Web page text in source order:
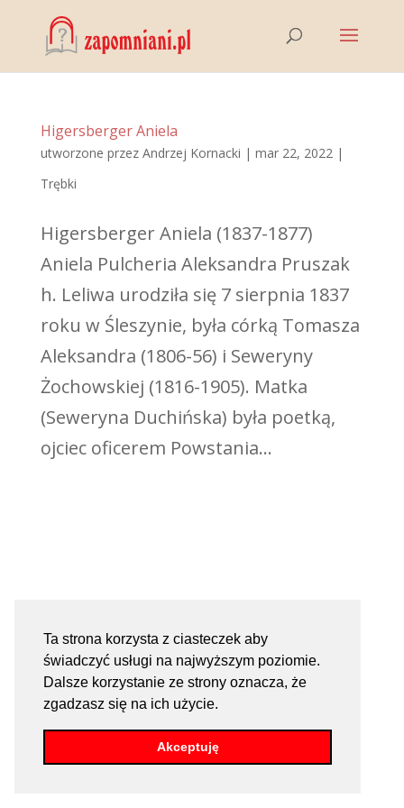
Ta strona korzysta z ciasteczek aby
świadczyć usługi na najwyższym poziomie.
Dalsze korzystanie ze strony oznacza, że
zgadzasz się na ich użycie.
Akceptuję
Higersberger Aniela
utworzone przez Andrzej Kornacki | mar 22, 2022|
Trębki
Higersberger Aniela (1837-1877)
Aniela Pulcheria Aleksandra Pruszak
h. Leliwa urodziła się 7 sierpnia 1837
roku w Śleszynie, była córką Tomasza
Aleksandra (1806-56) i Seweryny
Żochowskiej (1816-1905). Matka
(Seweryna Duchińska) była poetką,
ojciec oficerem Powstania...